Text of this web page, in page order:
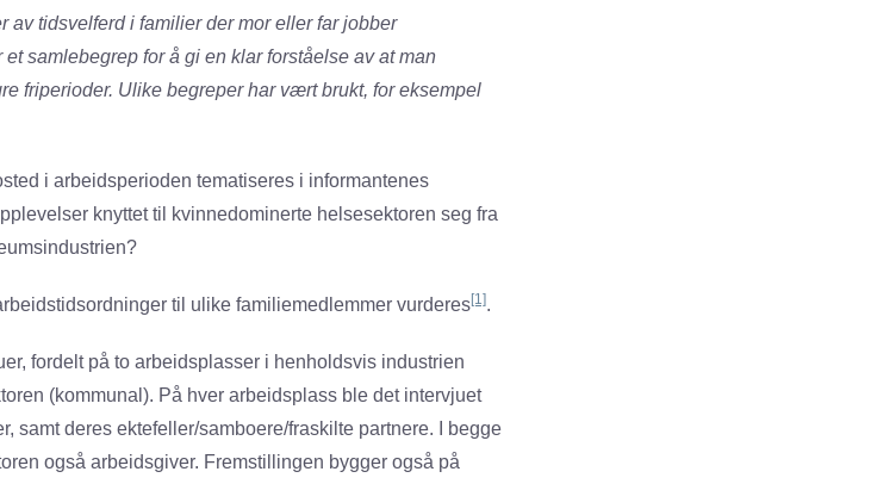
av tidsvelferd i familier der mor eller far jobber
samlebegrep for å gi en klar forståelse av at man
friperioder. Ulike begreper har vært brukt, for eksempel
i arbeidsperioden tematiseres i informantenes
knyttet til kvinnedominerte helsesektoren seg fra
til ulike familiemedlemmer vurderes[1].
fordelt på to arbeidsplasser i henholdsvis industrien
(kommunal). På hver arbeidsplass ble det intervjuet
samt deres ektefeller/samboere/fraskilte partnere. I begge
også arbeidsgiver. Fremstillingen bygger også på